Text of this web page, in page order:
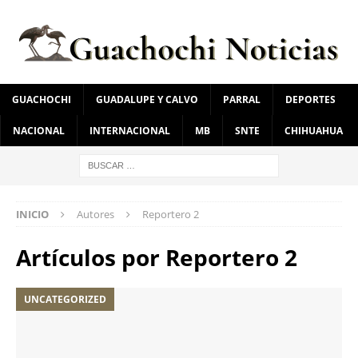
GUACHOCHI GUADALUPE Y CALVO PARRAL DEPORTES
NACIONAL INTERNACIONAL MB SNTE CHIHUAHUA
INICIO Autores Reportero 2
Artículos por Reportero 2
UNCATEGORIZED